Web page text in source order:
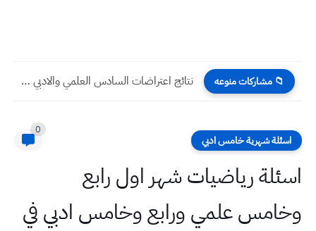
📁 مشاركات منوعه نتائج اعتراضات السادس العلمي والادبي الرصافة الثالثة الدور الاول 2023
اسئلة شهرية خامس ادبي
0
اسئلة رياضيات شهر اول رابع
وخامس علمي ورابع وخامس ادبي في